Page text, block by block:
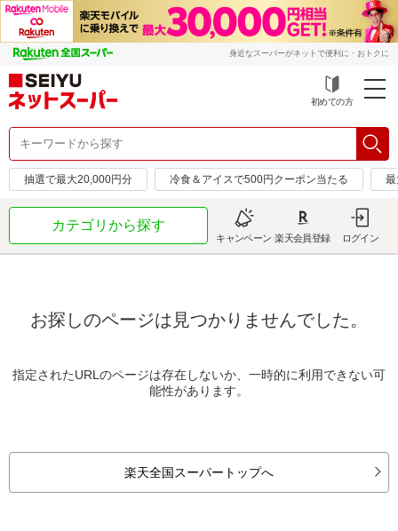
身近なスーパーがネットで便利に・おトクに
初めての方
抽選で最大20,000円分 冷食＆アイスで500円クーポン当たる
カテゴリから探す
キャンペーン 楽天会員登録 ログイン
お探しのページは見つかりませんでした。
指定されたURLのページは存在しないか、一時的に利用できない可
能性があります。
楽天全国スーパートップへ